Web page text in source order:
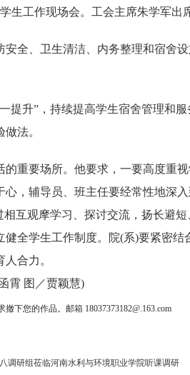
工作现场会。工会主席朱学军出
、卫生清洁、内务整理和宿舍设
升”，持续提高学生宿舍管理和服
法。
要场所。他要求，一要高度重视
，辅导员、班主任要经常性地深
互观摩学习、探讨交流，扬长避
全学生工作制度。院(系)要紧密
合力。
霄 图／贾颖慧)
下您的作品。邮箱 18037373182@.163.com
调研组莅临河南水利与环境职业学院听课​调研